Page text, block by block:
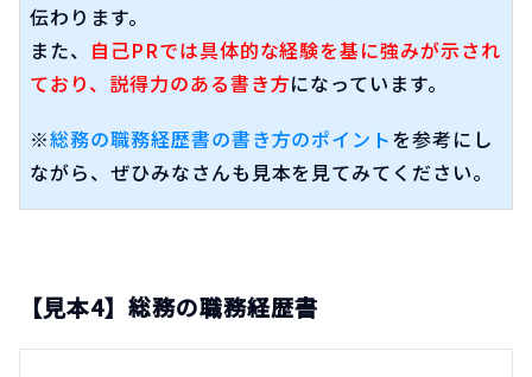
伝わります。
また、 自己PRでは具体的な経験を基に強みが示され
ており、説得力のある書き方になっています。
※総務の職務経歴書の書き方のポイントを参考にし
ながら、ぜひみなさんも見本を見てみてください。
【見本4】総務の職務経歴書